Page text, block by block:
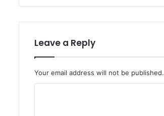
Leave a Reply
Your email address will not be published.